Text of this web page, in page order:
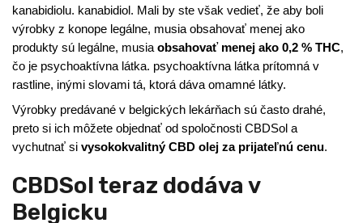
kanabidiolu. kanabidiol. Mali by ste však vedieť, že aby boli
výrobky z konope legálne, musia obsahovať menej ako
produkty sú legálne, musia obsahovať menej ako 0,2 % THC,
čo je psychoaktívna látka. psychoaktívna látka prítomná v
rastline, inými slovami tá, ktorá dáva omamné látky.
Výrobky predávané v belgických lekárňach sú často drahé,
preto si ich môžete objednať od spoločnosti CBDSol a
vychutnať si vysokokvalitný CBD olej za prijateľnú cenu.
CBDSol teraz dodáva v
Belgicku